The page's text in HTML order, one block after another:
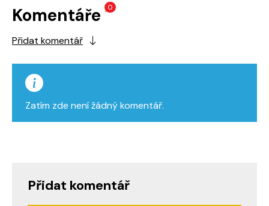
Komentáře 0
Přidat komentář
Zatím zde není žádný komentář.
Přidat komentář